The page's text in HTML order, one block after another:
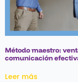
Método maestro:
comunicación
Leer más